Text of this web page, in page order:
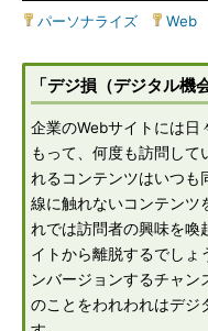
パーソナライズ Web
「デジ損（デジタル機
企業のWebサイトには日
もって、何度も訪問して
れるコンテンツはいつも
線に触れないコンテンツ
れでは訪問者の興味を喚
イトから離脱するでしょ
ンバージョンするチャン
のことをわれわれはデジ